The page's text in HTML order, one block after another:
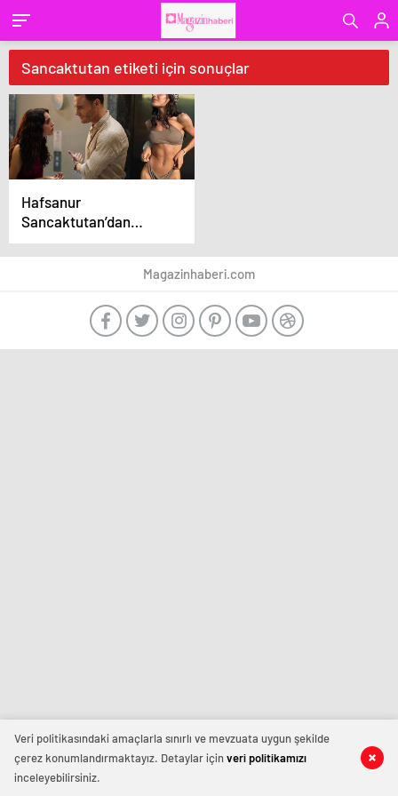
Sancaktutan etiketi için sonuçlar
Hafsanur
Sancaktutan’dan
bikinili tatil kareleri!
Kerem Bürsin kayıtsız
Magazinhaberi.com
Veri politikasındaki amaçlarla sınırlı ve mevzuata uygun şekilde
çerez konumlandırmaktayız. Detaylar içinveri politikamızı
inceleyebilirsiniz.